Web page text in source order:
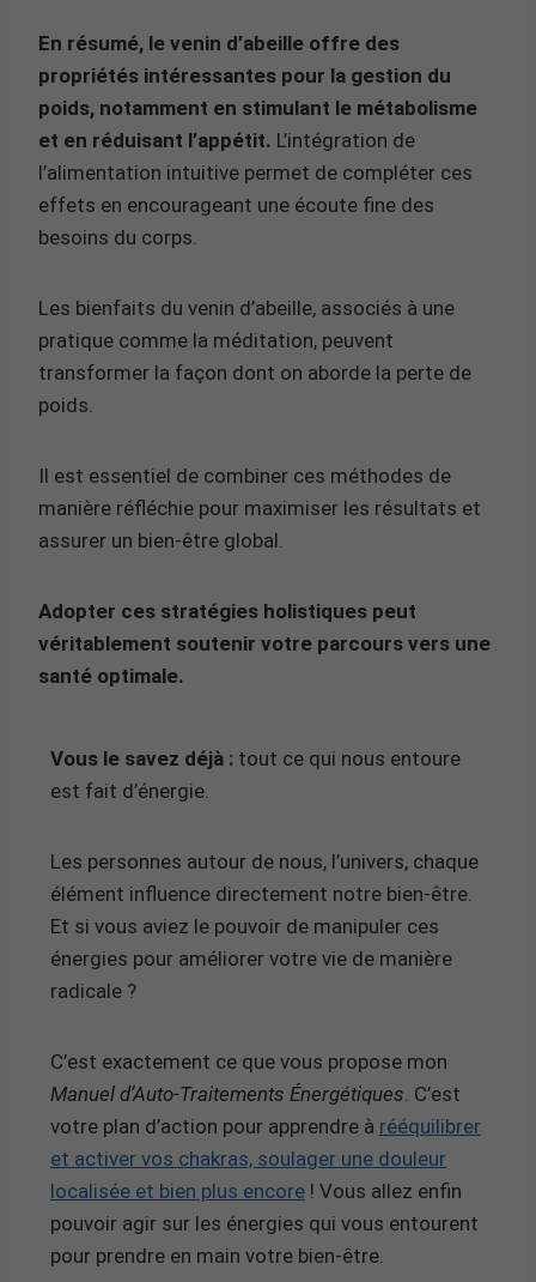
En résumé, le venin d’abeille offre des
propriétés intéressantes pour la gestion du
poids, notamment en stimulant le métabolisme
et en réduisant l’appétit. L’intégration de
l’alimentation intuitive permet de compléter ces
effets en encourageant une écoute fine des
besoins du corps.
Les bienfaits du venin d’abeille, associés à une
pratique comme la méditation, peuvent
transformer la façon dont on aborde la perte de
poids.
Il est essentiel de combiner ces méthodes de
manière réfléchie pour maximiser les résultats et
assurer un bien-être global.
Adopter ces stratégies holistiques peut
véritablement soutenir votre parcours vers une
santé optimale.
Vous le savez déjà : tout ce qui nous entoure
est fait d’énergie.
Les personnes autour de nous, l’univers, chaque
élément influence directement notre bien-être.
Et si vous aviez le pouvoir de manipuler ces
énergies pour améliorer votre vie de manière
radicale ?
C’est exactement ce que vous propose mon
Manuel d’Auto-Traitements Énergétiques . C’est
votre plan d’action pour apprendre à rééquilibrer
et activer vos chakras, soulager une douleur
localisée et bien plus encore ! Vous allez enfin
pouvoir agir sur les énergies qui vous entourent
pour prendre en main votre bien-être.